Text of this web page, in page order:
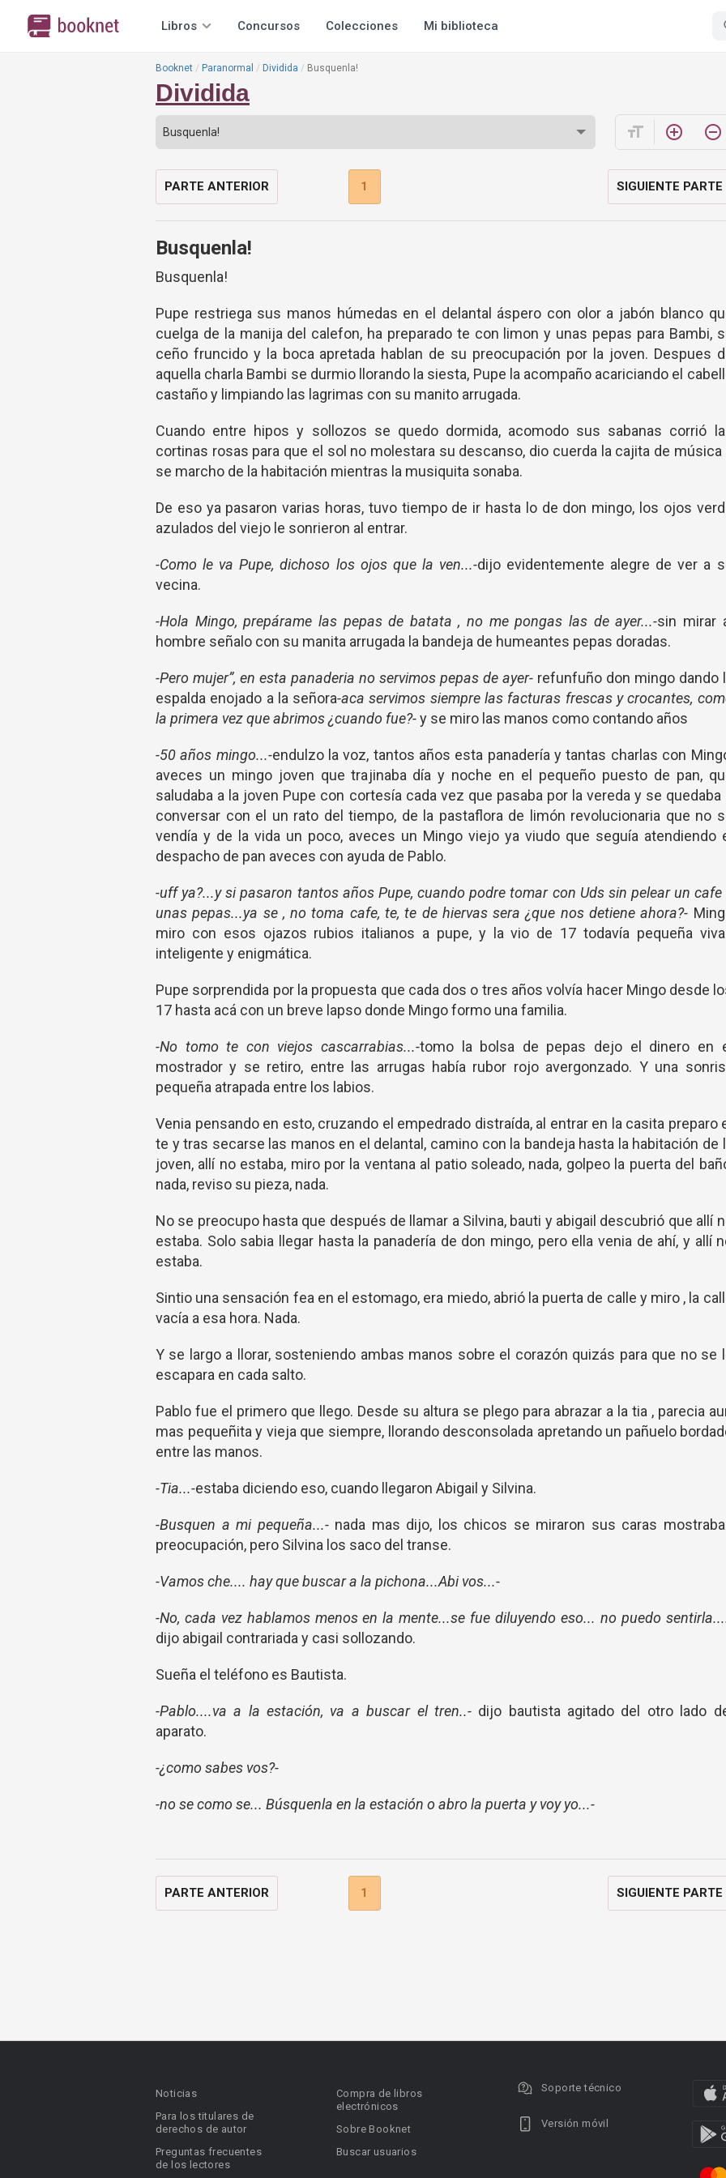
Libros Concursos Colecciones Mi biblioteca
Booknet Paranormal Dividida Busquenla!
Dividida
format_size add_circle_outline remove_circle_outline
PARTE ANTERIOR 1 SIGUIENTE PARTE
Busquenla!
Busquenla!
Pupe restriega sus manos húmedas en el delantal áspero con olor a jabón blanco
cuelga de la manija del calefon, ha preparado te con limon y unas pepas para Bambi,
ceño fruncido y la boca apretada hablan de su preocupación por la joven. Despues
aquella charla Bambi se durmio llorando la siesta, Pupe la acompaño acariciando el
castaño y limpiando las lagrimas con su manito arrugada.
Cuando entre hipos y sollozos se quedo dormida, acomodo sus sabanas corrió
cortinas rosas para que el sol no molestara su descanso, dio cuerda la cajita de música
se marcho de la habitación mientras la musiquita sonaba.
De eso ya pasaron varias horas, tuvo tiempo de ir hasta lo de don mingo, los ojos
azulados del viejo le sonrieron al entrar.
-Como le va Pupe, dichoso los ojos que la ven...-dijo evidentemente alegre de ver a
vecina.
-Hola Mingo, prepárame las pepas de batata , no me pongas las de ayer...-sin mirar
hombre señalo con su manita arrugada la bandeja de humeantes pepas doradas.
-Pero mujer”, en esta panaderia no servimos pepas de ayer-refunfuño don mingo dando
espalda enojado a la señora-aca servimos siempre las facturas frescas y crocantes,
la primera vez que abrimos ¿cuando fue?-y se miro las manos como contando años
-50 años mingo...-endulzo la voz, tantos años esta panadería y tantas charlas con
aveces un mingo joven que trajinaba día y noche en el pequeño puesto de pan,
saludaba a la joven Pupe con cortesía cada vez que pasaba por la vereda y se quedaba
conversar con el un rato del tiempo, de la pastaflora de limón revolucionaria que no
vendía y de la vida un poco, aveces un Mingo viejo ya viudo que seguía atendiendo
despacho de pan aveces con ayuda de Pablo.
-uff ya?...y si pasaron tantos años Pupe, cuando podre tomar con Uds sin pelear un cafe
unas pepas...ya se , no toma cafe, te, te de hiervas sera ¿que nos detiene ahora?-
miro con esos ojazos rubios italianos a pupe, y la vio de 17 todavía pequeña
inteligente y enigmática.
Pupe sorprendida por la propuesta que cada dos o tres años volvía hacer Mingo desde
17 hasta acá con un breve lapso donde Mingo formo una familia.
-No tomo te con viejos cascarrabias...-tomo la bolsa de pepas dejo el dinero en
mostrador y se retiro, entre las arrugas había rubor rojo avergonzado. Y una
pequeña atrapada entre los labios.
Venia pensando en esto, cruzando el empedrado distraída, al entrar en la casita preparo
te y tras secarse las manos en el delantal, camino con la bandeja hasta la habitación de
joven, allí no estaba, miro por la ventana al patio soleado, nada, golpeo la puerta del
nada, reviso su pieza, nada.
No se preocupo hasta que después de llamar a Silvina, bauti y abigail descubrió que allí
estaba. Solo sabia llegar hasta la panadería de don mingo, pero ella venia de ahí, y allí
estaba.
Sintio una sensación fea en el estomago, era miedo, abrió la puerta de calle y miro , la
vacía a esa hora. Nada.
Y se largo a llorar, sosteniendo ambas manos sobre el corazón quizás para que no se
escapara en cada salto.
Pablo fue el primero que llego. Desde su altura se plego para abrazar a la tia , parecia
mas pequeñita y vieja que siempre, llorando desconsolada apretando un pañuelo
entre las manos.
-Tia...-estaba diciendo eso, cuando llegaron Abigail y Silvina.
-Busquen a mi pequeña...-nada mas dijo, los chicos se miraron sus caras
preocupación, pero Silvina los saco del transe.
-Vamos che.... hay que buscar a la pichona...Abi vos...-
-No, cada vez hablamos menos en la mente...se fue diluyendo eso... no puedo
dijo abigail contrariada y casi sollozando.
Sueña el teléfono es Bautista.
-Pablo....va a la estación, va a buscar el tren..- dijo bautista agitado del otro lado
aparato.
-¿como sabes vos?-
-no se como se... Búsquenla en la estación o abro la puerta y voy yo...-
PARTE ANTERIOR 1 SIGUIENTE PARTE
Noticias
Para los titulares de
derechos de autor
Preguntas frecuentes
de los lectores
Compra de libros
electrónicos
Sobre Booknet
Buscar usuarios
Soporte técnico
Versión móvil